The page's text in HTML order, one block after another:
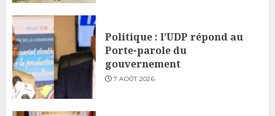
Politique : l’UDP répond au
Porte-parole du
gouvernement
7 AOÛT 2026